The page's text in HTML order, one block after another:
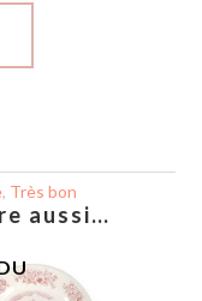
, Très bon
aussi…